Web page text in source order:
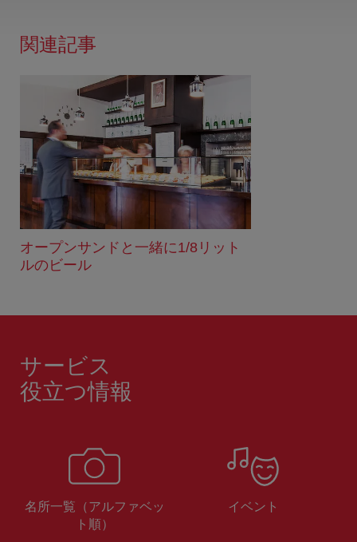
関連記事
オープンサンドと一緒に1/8リット
ルのビール
サービス
役立つ情報
名所一覧（アルファベッ
ト順）
イベント